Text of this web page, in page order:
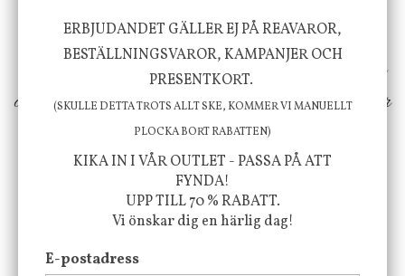
inspiration från naturen och dess färgpalett
erbjuder vi omsorgsfullt utvalda produkter som
ökar trivsel i ditt hem och ger det lilla extra för
att öka ditt välmående!
FÖLJ OSS PÅ INSTAGRAM @JBHOME
ERBJUDANDET GÄLLER EJ PÅ REAVAROR,
BESTÄLLNINGSVAROR, KAMPANJER OCH
PRESENTKORT.
(SKULLE DETTA TROTS ALLT SKE, KOMMER VI MANUELLT
PLOCKA BORT RABATTEN)
KIKA IN I VÅR OUTLET - PASSA PÅ ATT
FYNDA!
UPP TILL 70 % RABATT.
Vi önskar dig en härlig dag!
E-postadress